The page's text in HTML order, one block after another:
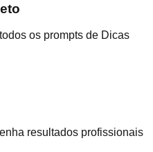
os prompts de Dicas
resultados profissionais